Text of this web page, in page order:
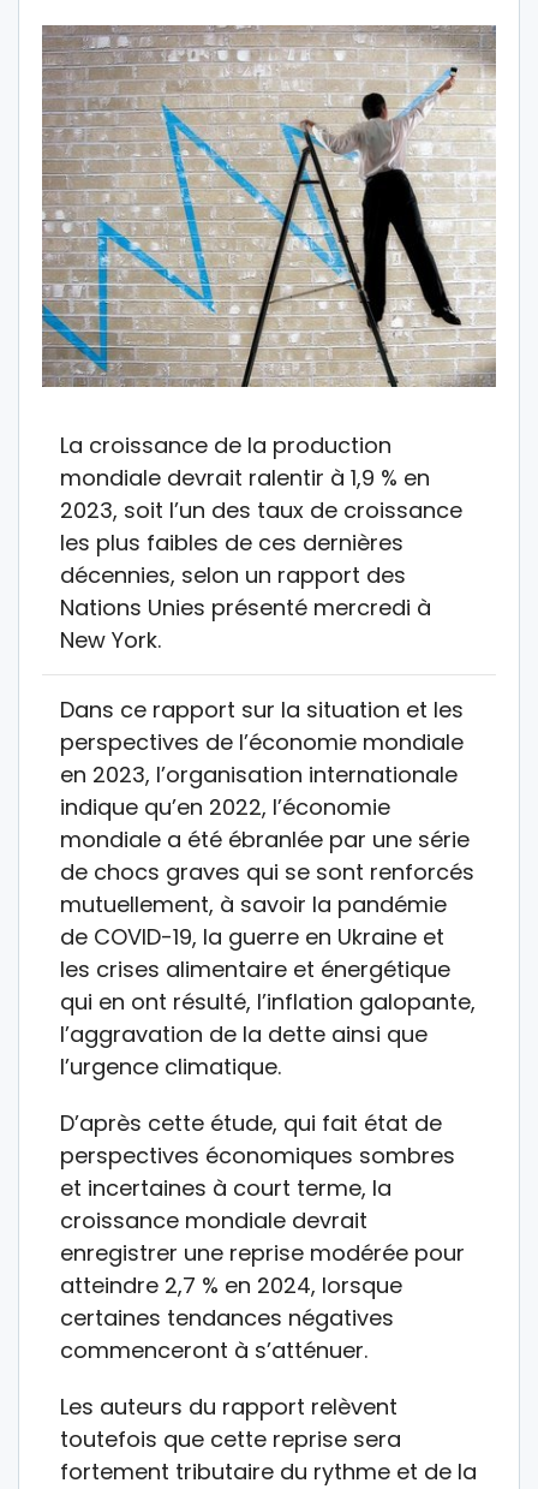
La croissance de la production
mondiale devrait ralentir à 1,9 % en
2023, soit l’un des taux de croissance
les plus faibles de ces dernières
décennies, selon un rapport des
Nations Unies présenté mercredi à
New York.
Dans ce rapport sur la situation et les
perspectives de l’économie mondiale
en 2023, l’organisation internationale
indique qu’en 2022, l’économie
mondiale a été ébranlée par une série
de chocs graves qui se sont renforcés
mutuellement, à savoir la pandémie
de COVID-19, la guerre en Ukraine et
les crises alimentaire et énergétique
qui en ont résulté, l’inflation galopante,
l’aggravation de la dette ainsi que
l’urgence climatique.
D’après cette étude, qui fait état de
perspectives économiques sombres
et incertaines à court terme, la
croissance mondiale devrait
enregistrer une reprise modérée pour
atteindre 2,7 % en 2024, lorsque
certaines tendances négatives
commenceront à s’atténuer.
Les auteurs du rapport relèvent
toutefois que cette reprise sera
fortement tributaire du rythme et de la